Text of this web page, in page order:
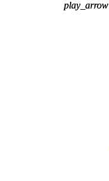
play_arrow
play_arrow